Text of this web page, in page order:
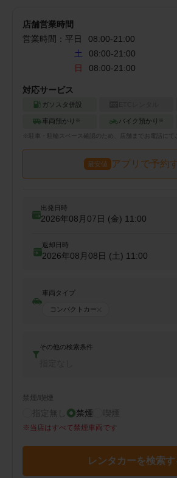
店舗営業時間
営業時間： 平日 08:00-21:00
土
08:00-21:00
日
08:00-21:00
対応サービス
ガソスタ併設
車両預かり ※ バイク預かり ※
※ 駐車・駐輪 スペース確認のため、店舗までお電話にて
最安値 アプリで予約
出発日時
2026年08月07日 (金) 11:00
返却日時
2026年08月08日 (土) 11:00
車両タイプ
コンパクトカー
その他の検索条件
禁煙/喫煙
指定無し 禁煙 喫煙
※ 当店はすべて禁煙車両です
レンタカーを検索す